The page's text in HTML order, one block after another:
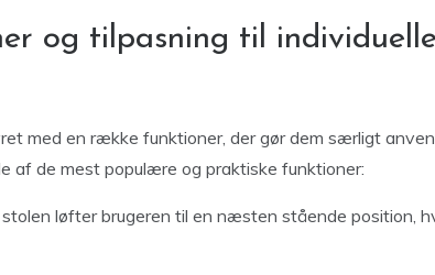
og tilpasning til
med en række funktioner, der gør dem særligt
af de mest populære og praktiske funktioner:
løfter brugeren til en næsten stående position,